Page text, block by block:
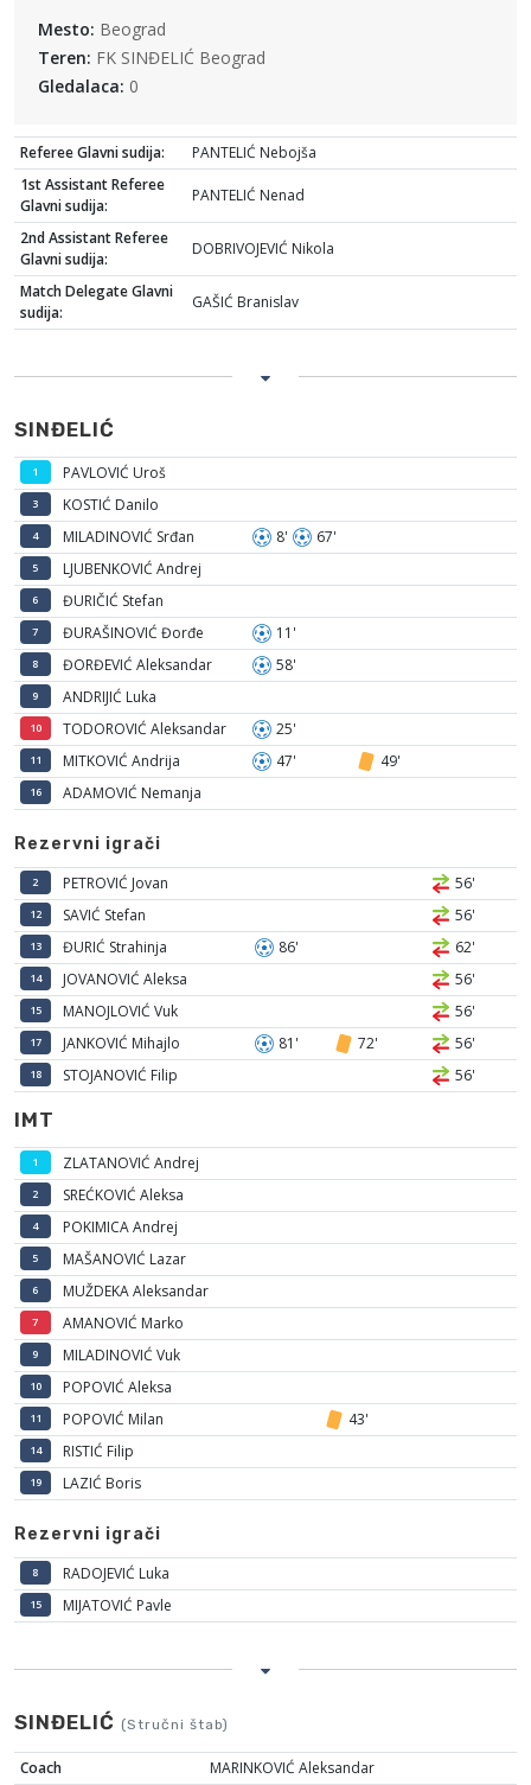
Mesto: Beograd
Teren: FK SINĐELIĆ Beograd
Gledalaca: 0
Referee Glavni sudija:
PANTELIĆ Nebojša
1st Assistant Referee
Glavni sudija:
PANTELIĆ Nenad
2nd Assistant Referee
Glavni sudija:
DOBRIVOJEVIĆ Nikola
Match Delegate Glavni
sudija:
GAŠIĆ Branislav
SINĐELIĆ
1 PAVLOVIĆ Uroš
3 KOSTIĆ Danilo
4 MILADINOVIĆ Srđan 8' 67'
5 LJUBENKOVIĆ Andrej
6 ĐURIČIĆ Stefan
7 ĐURAŠINOVIĆ Đorđe 11'
8 ĐORĐEVIĆ Aleksandar 58'
9 ANDRIJIĆ Luka
10 TODOROVIĆ Aleksandar 25'
11 MITKOVIĆ Andrija 47' 49'
16 ADAMOVIĆ Nemanja
Rezervni igrači
2 PETROVIĆ Jovan 56'
12 SAVIĆ Stefan 56'
13 ĐURIĆ Strahinja 86' 62'
14 JOVANOVIĆ Aleksa 56'
15 MANOJLOVIĆ Vuk 56'
17 JANKOVIĆ Mihajlo 81' 72' 56'
18 STOJANOVIĆ Filip 56'
IMT
1 ZLATANOVIĆ Andrej
2 SREĆKOVIĆ Aleksa
4 POKIMICA Andrej
5 MAŠANOVIĆ Lazar
6 MUŽDEKA Aleksandar
7 AMANOVIĆ Marko
9 MILADINOVIĆ Vuk
10 POPOVIĆ Aleksa
11 POPOVIĆ Milan 43'
14 RISTIĆ Filip
19 LAZIĆ Boris
Rezervni igrači
8 RADOJEVIĆ Luka
15 MIJATOVIĆ Pavle
SINĐELIĆ (Stručni štab)
Coach MARINKOVIĆ Aleksandar